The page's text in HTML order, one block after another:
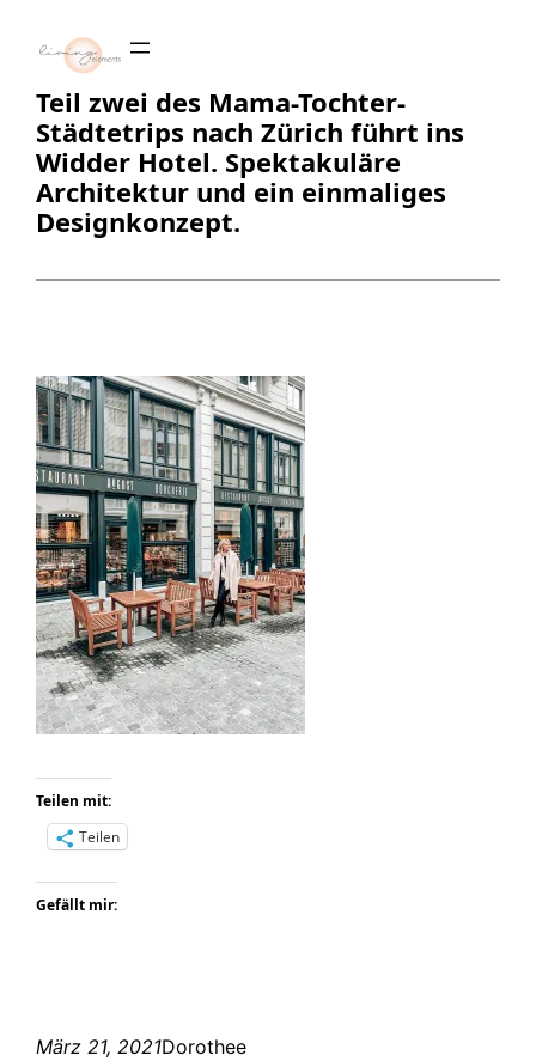
Inhalt
springen
Teil zwei des Mama-Tochter-
Städtetrips nach Zürich führt ins
Widder Hotel. Spektakuläre
Architektur und ein einmaliges
Designkonzept.
Teilen mit:
Teilen
Gefällt mir:
März 21, 2021Dorothee